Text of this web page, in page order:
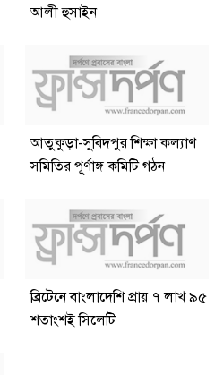
আলী হুসাইন
আতুকুড়া-সুবিদপুর শিক্ষা কল্যাণ
সমিতির পূর্ণাঙ্গ কমিটি গঠন
ব্রিটেনে বাংলাদেশি প্রায় ৭ লাখ ৯৫
শতাংশই সিলেটি